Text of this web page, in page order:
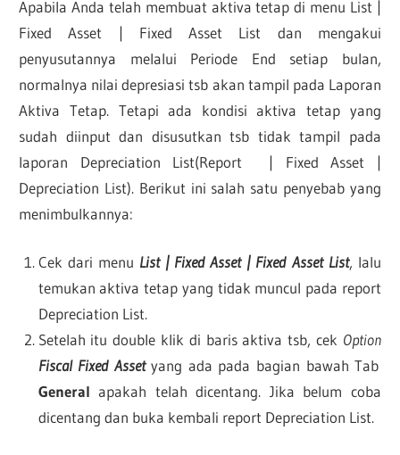
Apabila Anda telah membuat aktiva tetap di menu List |
Fixed Asset | Fixed Asset List dan mengakui
penyusutannya melalui Periode End setiap bulan,
normalnya nilai depresiasi tsb akan tampil pada Laporan
Aktiva Tetap. Tetapi ada kondisi aktiva tetap yang
sudah diinput dan disusutkan tsb tidak tampil pada
laporan Depreciation List(Report | Fixed Asset |
Depreciation List). Berikut ini salah satu penyebab yang
menimbulkannya:
Cek dari menu List | Fixed Asset | Fixed Asset List, lalu
temukan aktiva tetap yang tidak muncul pada report
Depreciation List.
Setelah itu double klik di baris aktiva tsb, cek Option
Fiscal Fixed Assetyang ada pada bagian bawah Tab
General apakah telah dicentang. Jika belum coba
dicentang dan buka kembali report Depreciation List.